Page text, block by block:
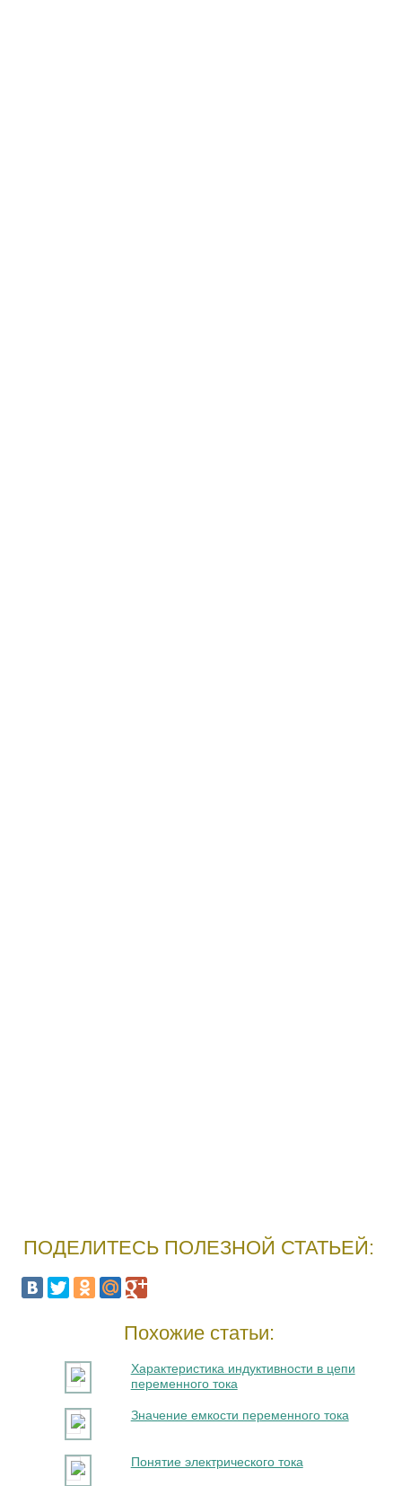
ПОДЕЛИТЕСЬ ПОЛЕЗНОЙ СТАТЬЕЙ:
Похожие статьи:
Характеристика индуктивности в цепи
переменного тока
Значение емкости переменного тока
Понятие электрического тока